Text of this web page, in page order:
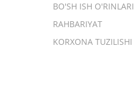
BO'SH ISH O'RINLARI
RAHBARIYAT
KORXONA TUZILISHI